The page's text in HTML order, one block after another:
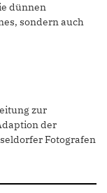
dünnen
sondern auch
zur
der
Fotografen